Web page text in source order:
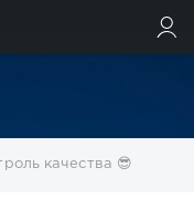
качества 😎